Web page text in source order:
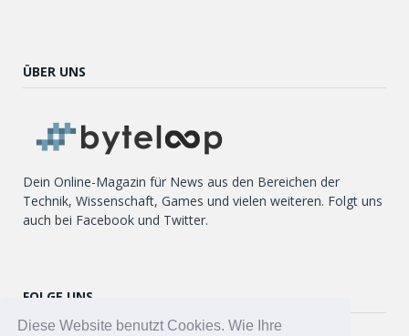
Diese Website benutzt Cookies. Wie Ihre
ÜBER UNS
Dein Online-Magazin für News aus den Bereichen der
Technik, Wissenschaft, Games und vielen weiteren. Folgt uns
auch bei Facebook und Twitter.
FOLGE UNS